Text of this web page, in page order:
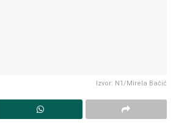
Izvor: N1/Mirela Bačić